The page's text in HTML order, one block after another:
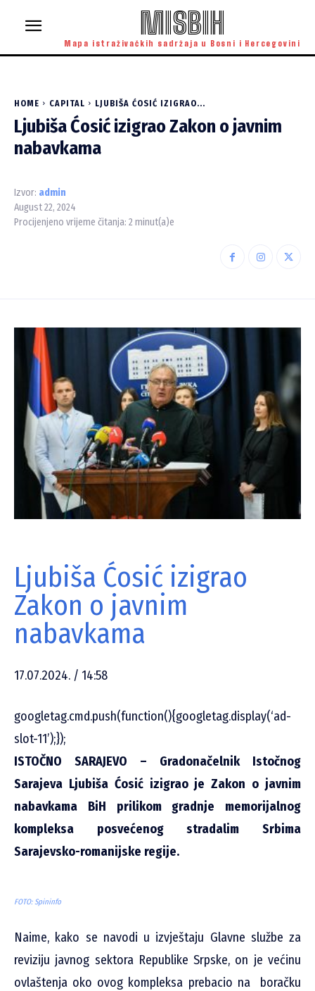
MISBIH
Mapa istraživačkih sadržaja u Bosni i Hercegovini
HOME CAPITAL LJUBIŠA ĆOSIĆ IZIGRAO...
Ljubiša Ćosić izigrao Zakon o javnim
nabavkama
Izvor: admin
August 22, 2024
Procijenjeno vrijeme čitanja: 2 minut(a)e
Ljubiša Ćosić izigrao
Zakon o javnim
nabavkama
17.07.2024. / 14:58
googletag.cmd.push(function(){googletag.display(‘ad-
slot-11’);});
ISTOČNO SARAJEVO – Gradonačelnik Istočnog
Sarajeva Ljubiša Ćosić izigrao je Zakon o javnim
nabavkama BiH prilikom gradnje memorijalnog
kompleksa posvećenog stradalim Srbima
Sarajevsko-romanijske regije.
FOTO: Spininfo
Naime, kako se navodi u izvještaju Glavne službe za
reviziju javnog sektora Republike Srpske, on je većinu
ovlaštenja oko ovog kompleksa prebacio na boračku